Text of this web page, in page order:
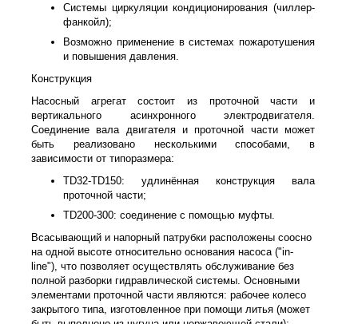
Системы циркуляции кондиционирования (чиллер-
фанкойл);
Возможно применение в системах пожаротушения
и повышения давления.
Конструкция
Насосный агрегат состоит из проточной части и
вертикального асинхронного электродвигателя.
Соединение вала двигателя и проточной части может
быть реализовано несколькими способами, в
зависимости от типоразмера:
TD32-TD150: удлинённая конструкция вала
проточной части;
TD200-300: соединение с помощью муфты.
Всасывающий и напорный патрубки расположены соосно
на одной высоте относительно основания насоса ("in-
line"), что позволяет осуществлять обслуживание без
полной разборки гидравлической системы. Основными
элементами проточной части являются: рабочее колесо
закрытого типа, изготовленное при помощи литья (может